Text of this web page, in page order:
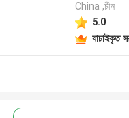
China ,চীন
5.0
যাচাইকৃত